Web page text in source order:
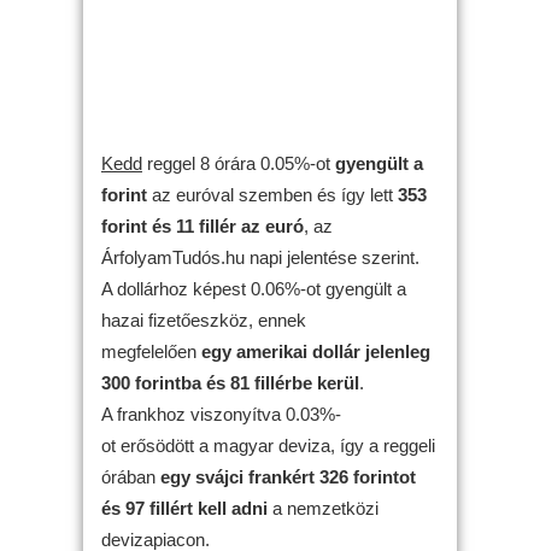
Kedd reggel 8 órára 0.05%-ot gyengült a
forint az euróval szemben és így lett 353
forint és 11 fillér az euró, az
ÁrfolyamTudós.hu napi jelentése szerint.
A dollárhoz képest 0.06%-ot gyengült a
hazai fizetőeszköz, ennek
megfelelően egy amerikai dollár jelenleg
300 forintba és 81 fillérbe kerül.
A frankhoz viszonyítva 0.03%-
ot erősödött a magyar deviza, így a reggeli
órában egy svájci frankért 326 forintot
és 97 fillért kell adni a nemzetközi
devizapiacon.